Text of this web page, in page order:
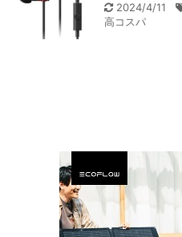
2024/4/11
高コスパ